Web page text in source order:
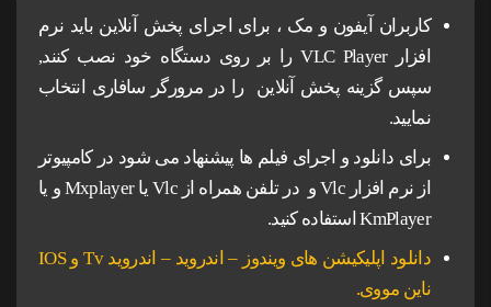
کاربران آیفون و مک ، برای اجرای پخش آنلاین باید نرم
افزار VLC Player را بر روی دستگاه خود نصب کنند,
سپس گزینه پخش آنلاین را در مرورگر سافاری انتخاب
نمایید.
برای دانلود و اجرای فیلم ها پیشنهاد می شود در کامپیوتر
از نرم افزار Vlc و در تلفن همراه از Vlc یا Mxplayer و یا
KmPlayer استفاده کنید.
دانلود اپلیکیشن های ویندوز – اندروید – اندروید Tv و IOS
ناین مووی.